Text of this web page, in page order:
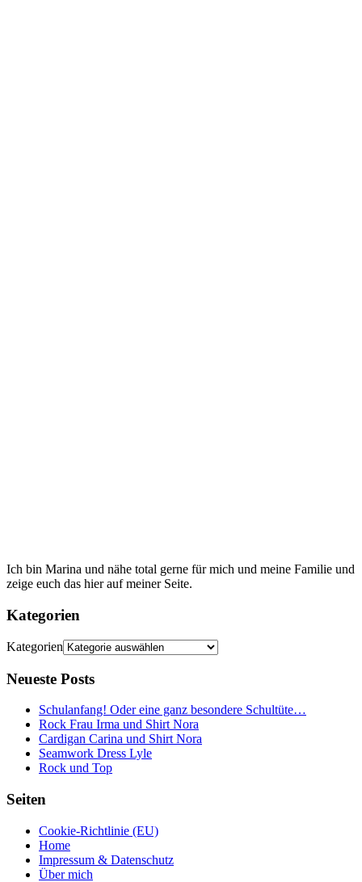
Ich bin Marina und nähe total gerne für mich und meine Familie und
zeige euch das hier auf meiner Seite.
Kategorien
Kategorien
Neueste Posts
Schulanfang! Oder eine ganz besondere Schultüte…
Rock Frau Irma und Shirt Nora
Cardigan Carina und Shirt Nora
Seamwork Dress Lyle
Rock und Top
Seiten
Cookie-Richtlinie (EU)
Home
Impressum & Datenschutz
Über mich